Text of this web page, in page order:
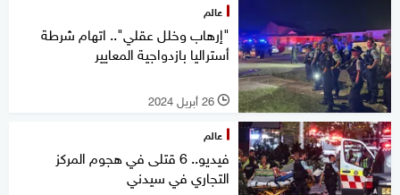
عالم
"إرهاب وخلل عقلي".. اتهام شرطة
أستراليا بازدواجية المعايير
l 26 أبريل 2024
عالم
فيديو.. 6 قتلى في هجوم المركز
التجاري في سيدني